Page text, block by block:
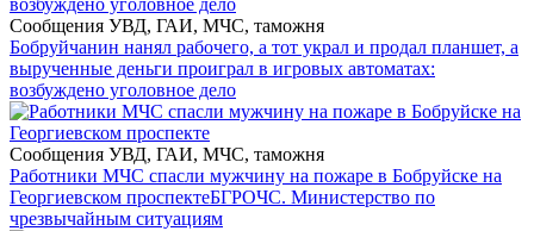
Сообщения УВД, ГАИ, МЧС, таможня
Бобруйчанин нанял рабочего, а тот украл и продал планшет, а
вырученные деньги проиграл в игровых автоматах:
возбуждено уголовное дело
Сообщения УВД, ГАИ, МЧС, таможня
Работники МЧС спасли мужчину на пожаре в Бобруйске на
Георгиевском проспектеБГРОЧС. Министерство по
чрезвычайным ситуациям